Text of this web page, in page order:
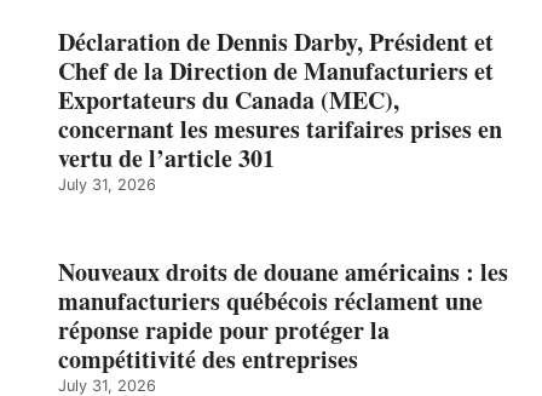
Déclaration de Dennis Darby, Président et
Chef de la Direction de Manufacturiers et
Exportateurs du Canada (MEC),
concernant les mesures tarifaires prises en
vertu de l’article 301
July 31, 2026
Nouveaux droits de douane américains : les
manufacturiers québécois réclament une
réponse rapide pour protéger la
compétitivité des entreprises
July 31, 2026